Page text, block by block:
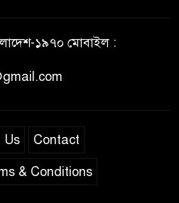
১৯৭০ মোবাইল :
Us Contact
& Conditions